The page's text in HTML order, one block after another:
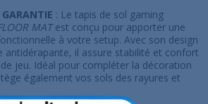
: Le tapis de sol gaming
MATest conçu pour apporter une
à votre setup. Avec son design
antidérapante, il assure stabilité et confort
jeu. Idéal pour compléter la décoration
également vos sols des rayures et